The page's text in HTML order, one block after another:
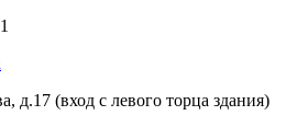
д.17 (вход с левого торца здания)